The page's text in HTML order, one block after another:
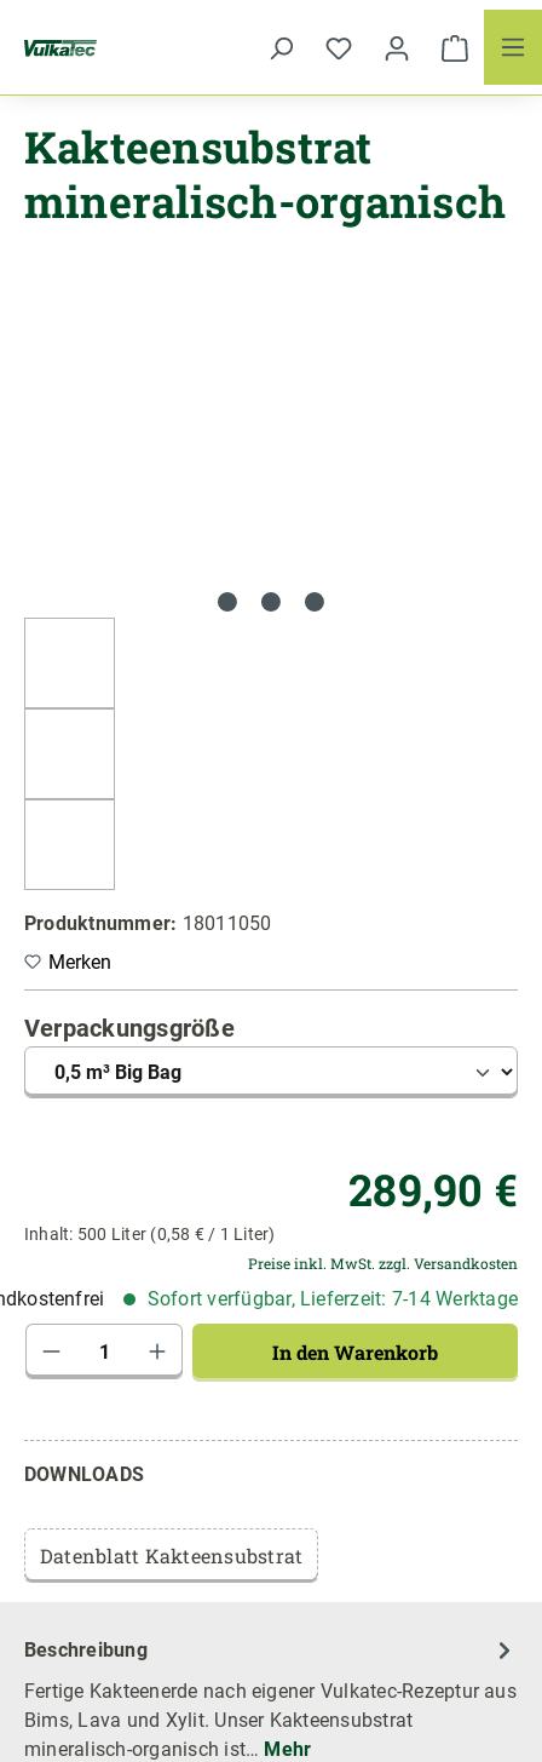
Kakteensubstrat
mineralisch-organisch
Produktnummer: 18011050
Merken
Verpackungsgrößeauswählen
289,90 €
Inhalt: 500 Liter (0,58 € / 1 Liter)
Preise inkl. MwSt. zzgl. Versandkosten
Sofort verfügbar, Lieferzeit: 7-14 Werktage
Produkt Anzahl: Gib den gewünschten
In den Warenkorb
DOWNLOADS
Datenblatt Kakteensubstrat
Beschreibung
Fertige Kakteenerde nach eigener Vulkatec-Rezeptur aus
Bims, Lava und Xylit. Unser Kakteensubstrat
mineralisch-organisch ist… Mehr